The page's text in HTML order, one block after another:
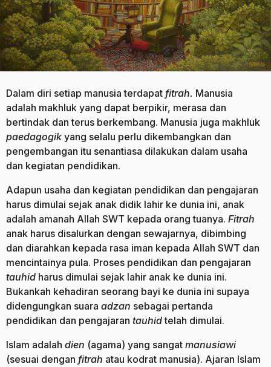
Dalam diri setiap manusia terdapat fitrah. Manusia
adalah makhluk yang dapat berpikir, merasa dan
bertindak dan terus berkembang. Manusia juga makhluk
paedagogik yang selalu perlu dikembangkan dan
pengembangan itu senantiasa dilakukan dalam usaha
dan kegiatan pendidikan.
Adapun usaha dan kegiatan pendidikan dan pengajaran
harus dimulai sejak anak didik lahir ke dunia ini, anak
adalah amanah Allah SWT kepada orang tuanya. Fitrah
anak harus disalurkan dengan sewajarnya, dibimbing
dan diarahkan kepada rasa iman kepada Allah SWT dan
mencintainya pula. Proses pendidikan dan pengajaran
tauhid harus dimulai sejak lahir anak ke dunia ini.
Bukankah kehadiran seorang bayi ke dunia ini supaya
didengungkan suara adzan sebagai pertanda
pendidikan dan pengajaran tauhidtelah dimulai.
Islam adalah dien (agama) yang sangat manusiawi
(sesuai dengan fitrah atau kodrat manusia). Ajaran Islam